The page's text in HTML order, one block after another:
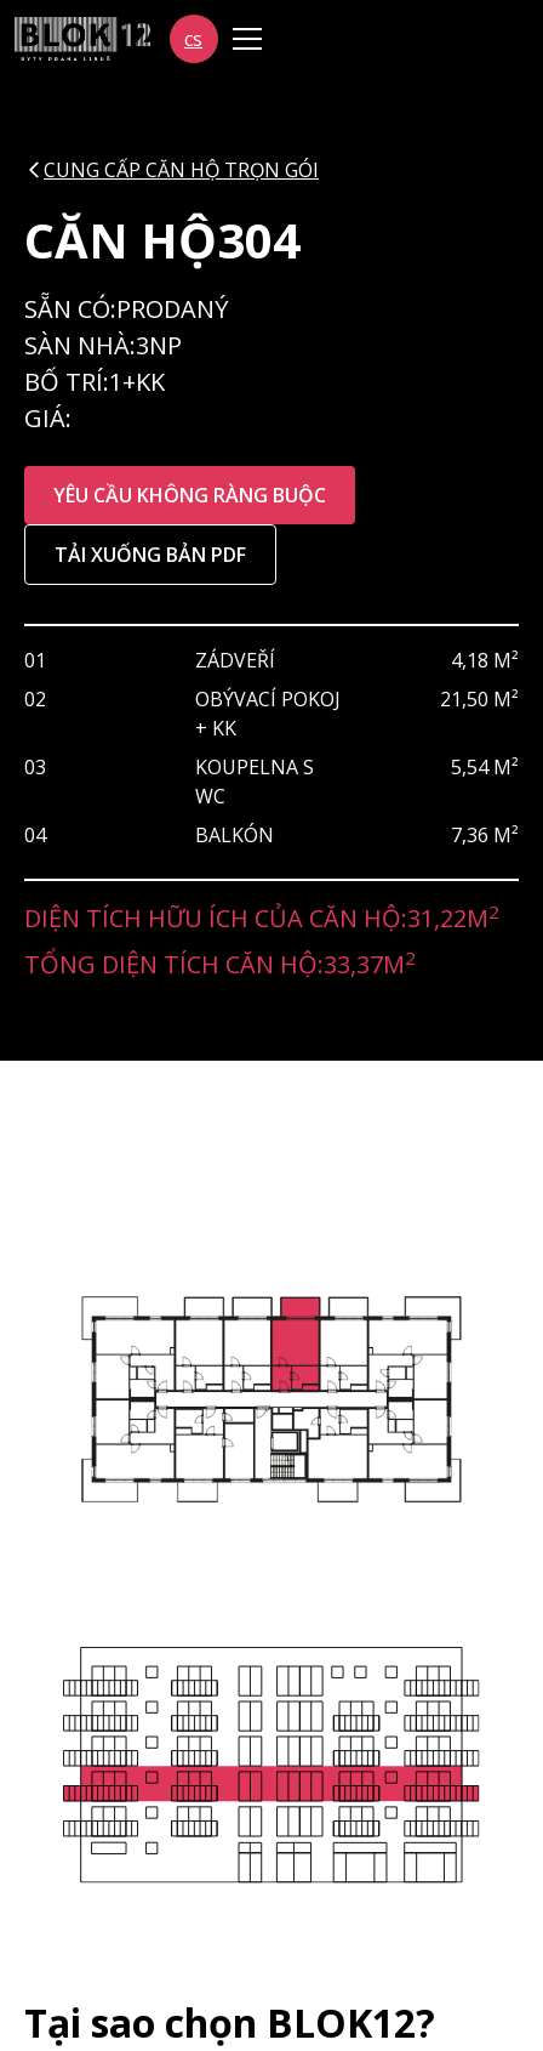
cs
CUNG CẤP CĂN HỘ TRỌN GÓI
CĂN HỘ304
SẴN CÓ:PRODANÝ
SÀN NHÀ:3NP
BỐ TRÍ:1+KK
GIÁ:
YÊU CẦU KHÔNG RÀNG BUỘC
TẢI XUỐNG BẢN PDF
01 ZÁDVEŘÍ
4,18 M²
02
OBÝVACÍ POKOJ
+ KK
21,50 M²
03
KOUPELNA S
WC
5,54 M²
04 BALKÓN 7,36 M²
DIỆN TÍCH HỮU ÍCH CỦA CĂN HỘ:31,22M2
TỔNG DIỆN TÍCH CĂN HỘ:33,37M2
Tại sao chọn BLOK12?